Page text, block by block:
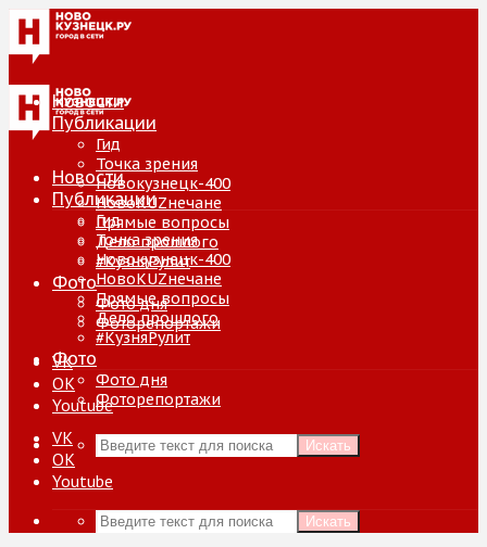
Новости
Публикации
Гид
Точка зрения
Новокузнецк-400
НовоKUZнечане
Прямые вопросы
Дело прошлого
#КузняРулит
Фото
Фото дня
Фоторепортажи
VK
ОК
Youtube
Искать
Новости
Публикации
Гид
Точка зрения
Новокузнецк-400
НовоKUZнечане
Прямые вопросы
Дело прошлого
#КузняРулит
Фото
Фото дня
Фоторепортажи
VK
ОК
Youtube
Искать